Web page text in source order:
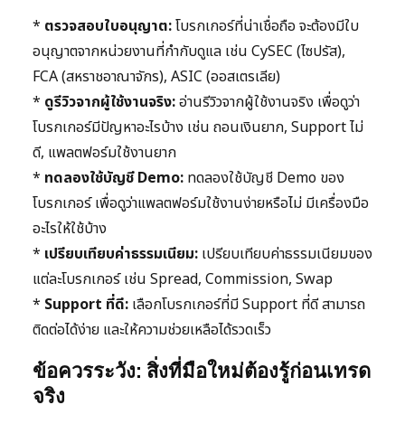
* ตรวจสอบใบอนุญาต:โบรกเกอร์ที่น่าเชื่อถือ จะต้องมีใบ
อนุญาตจากหน่วยงานที่กำกับดูแล เช่น CySEC (ไซปรัส),
FCA (สหราชอาณาจักร), ASIC (ออสเตรเลีย)
* ดูรีวิวจากผู้ใช้งานจริง:อ่านรีวิวจากผู้ใช้งานจริง เพื่อดูว่า
โบรกเกอร์มีปัญหาอะไรบ้าง เช่น ถอนเงินยาก, Support ไม่
ดี, แพลตฟอร์มใช้งานยาก
* ทดลองใช้บัญชี Demo: ทดลองใช้บัญชี Demo ของ
โบรกเกอร์ เพื่อดูว่าแพลตฟอร์มใช้งานง่ายหรือไม่ มีเครื่องมือ
อะไรให้ใช้บ้าง
* เปรียบเทียบค่าธรรมเนียม: เปรียบเทียบค่าธรรมเนียมของ
แต่ละโบรกเกอร์ เช่น Spread, Commission, Swap
* Support ที่ดี: เลือกโบรกเกอร์ที่มี Support ที่ดี สามารถ
ติดต่อได้ง่าย และให้ความช่วยเหลือได้รวดเร็ว
ข้อควรระวัง: สิ่งที่มือใหม่ต้องรู้ก่อนเทรด
จริง